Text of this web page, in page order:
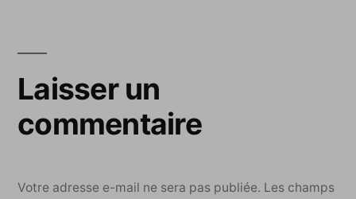
Laisser un
commentaire
Votre adresse e-mail ne sera pas publiée. Les champs